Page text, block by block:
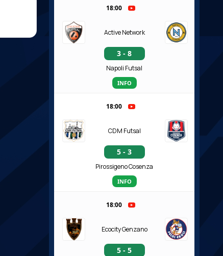
18:00
Active Network
3 - 8
Napoli Futsal
INFO
18:00
CDM Futsal
5 - 3
Pirossigeno Cosenza
INFO
18:00
Ecocity Genzano
5 - 5